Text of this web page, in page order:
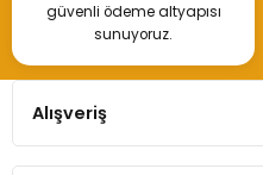
güvenli ödeme altyapısı
sunuyoruz.
Alışveriş